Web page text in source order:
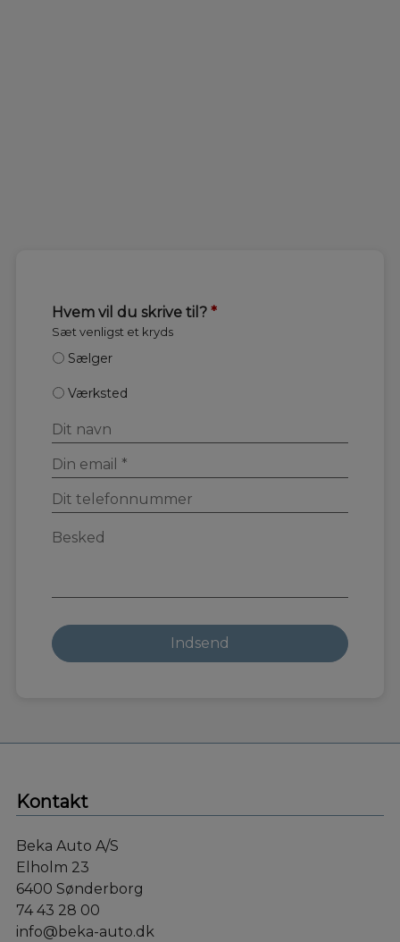
Hvem vil du skrive til? *
Sæt venligst et kryds
Sælger
Værksted
Kontakt
Beka Auto A/S
Elholm 23
6400 Sønderborg
74 43 28 00
info@beka-auto.dk